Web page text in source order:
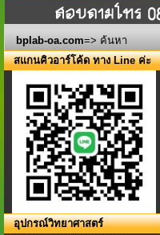
bplab-oa.com=> ค้นหา
สแกนคิวอาร์โค้ด ทาง Line ค่ะ
อุปกรณ์วิทยาศาสตร์